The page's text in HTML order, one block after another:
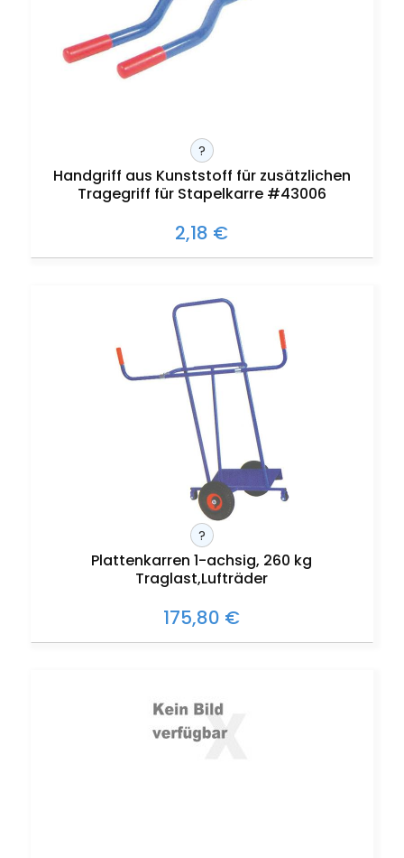
?
Handgriff aus Kunststoff für zusätzlichen
Tragegriff für Stapelkarre #43006
2,18 €
?
Plattenkarren 1-achsig, 260 kg
Traglast,Lufträder
175,80 €